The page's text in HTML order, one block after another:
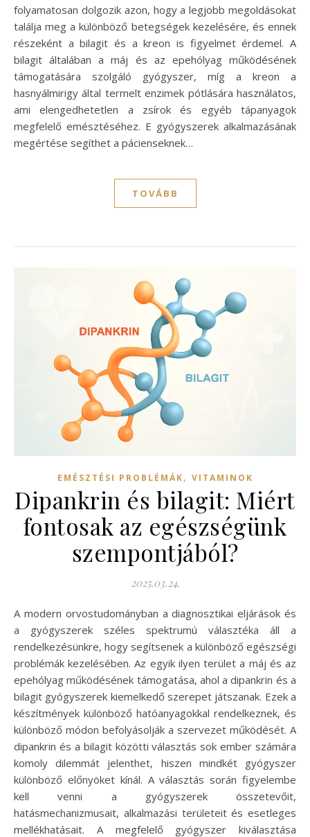
folyamatosan dolgozik azon, hogy a legjobb megoldásokat
találja meg a különböző betegségek kezelésére, és ennek
részeként a bilagit és a kreon is figyelmet érdemel. A
bilagit általában a máj és az epehólyag működésének
támogatására szolgáló gyógyszer, míg a kreon a
hasnyálmirigy által termelt enzimek pótlására használatos,
ami elengedhetetlen a zsírok és egyéb tápanyagok
megfelelő emésztéséhez. E gyógyszerek alkalmazásának
megértése segíthet a pácienseknek…
TOVÁBB
EMÉSZTÉSI PROBLÉMÁK, VITAMINOK
Dipankrin és bilagit: Miért
fontosak az egészségünk
szempontjából?
2025.03.24.
A modern orvostudományban a diagnosztikai eljárások és
a gyógyszerek széles spektrumú választéka áll a
rendelkezésünkre, hogy segítsenek a különböző egészségi
problémák kezelésében. Az egyik ilyen terület a máj és az
epehólyag működésének támogatása, ahol a dipankrin és a
bilagit gyógyszerek kiemelkedő szerepet játszanak. Ezek a
készítmények különböző hatóanyagokkal rendelkeznek, és
különböző módon befolyásolják a szervezet működését. A
dipankrin és a bilagit közötti választás sok ember számára
komoly dilemmát jelenthet, hiszen mindkét gyógyszer
különböző előnyöket kínál. A választás során figyelembe
kell venni a gyógyszerek összetevőit,
hatásmechanizmusait, alkalmazási területeit és esetleges
mellékhatásait. A megfelelő gyógyszer kiválasztása